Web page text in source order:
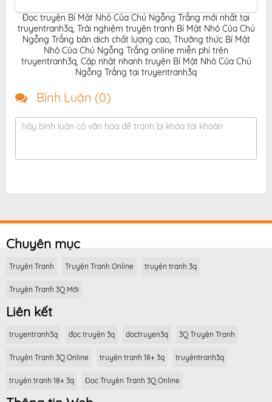
Đọc truyện Bí Mật Nhỏ Của Chú Ngỗng Trắng mới nhất tại
truyentranh3q, Trải nghiệm truyện tranh Bí Mật Nhỏ Của Chú
Ngỗng Trắng bản dịch chất lượng cao, Thưởng thức Bí Mật
Nhỏ Của Chú Ngỗng Trắng online miễn phí trên
truyentranh3q, Cập nhật nhanh truyện Bí Mật Nhỏ Của Chú
Ngỗng Trắng tại truyentranh3q
Bình Luận (0)
hãy bình luận có văn hóa để tránh bị khóa tài khoản
Chuyên mục
Truyện Tranh Truyện Tranh Online truyện tranh 3q
Truyện Tranh 3Q Mới
Liên kết
truyentranh3q đọc truyện 3q doctruyen3q 3Q Truyện Tranh
Truyện Tranh 3Q Online truyện tranh 18+ 3q truyệntranh3q
truyện tranh 18+ 3q Đọc Truyện Tranh 3Q Online